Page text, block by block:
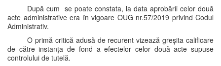
După cum se poate constata, la data aprobării celor două
acte administrative era în vigoare OUG nr.57/2019 privind Codul
Administrativ.
O primă critică adusă de recurent vizează greșita calificare
de către instanța de fond a efectelor celor două acte supuse
controlului de tutelă.